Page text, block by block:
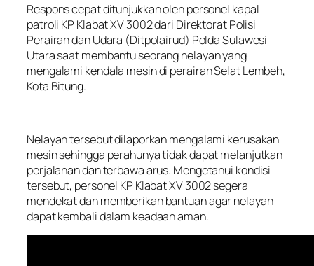
Respons cepat ditunjukkan oleh personel kapal
patroli KP Klabat XV 3002 dari Direktorat Polisi
Perairan dan Udara (Ditpolairud) Polda Sulawesi
Utara saat membantu seorang nelayan yang
mengalami kendala mesin di perairan Selat Lembeh,
Kota Bitung.
Nelayan tersebut dilaporkan mengalami kerusakan
mesin sehingga perahunya tidak dapat melanjutkan
perjalanan dan terbawa arus. Mengetahui kondisi
tersebut, personel KP Klabat XV 3002 segera
mendekat dan memberikan bantuan agar nelayan
dapat kembali dalam keadaan aman.